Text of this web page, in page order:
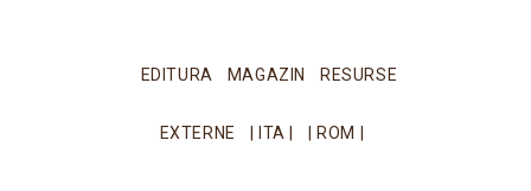
EDITURA MAGAZIN RESURSE
EXTERNE | ITA | | ROM |